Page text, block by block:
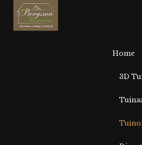
Home
3D